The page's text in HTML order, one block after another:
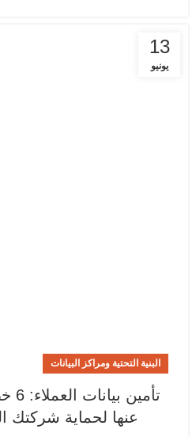
13
يونيو
البنية التحتية ومراكز البيانات
عنها لحماية شركتك